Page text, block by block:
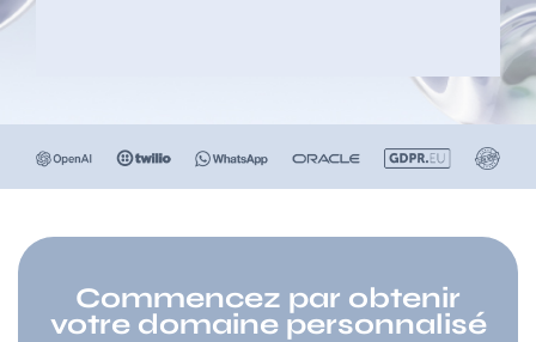
Commencez par obtenir
votre domaine personnalisé